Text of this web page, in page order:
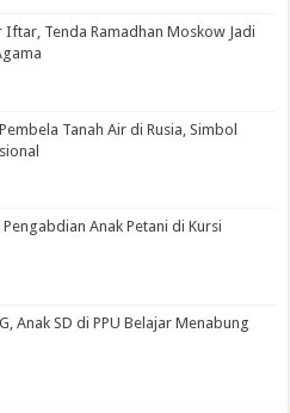
Iftar, Tenda Ramadhan Moskow Jadi
Tanah Air di Rusia, Simbol
Anak Petani di Kursi
Anak SD di PPU Belajar Menabung